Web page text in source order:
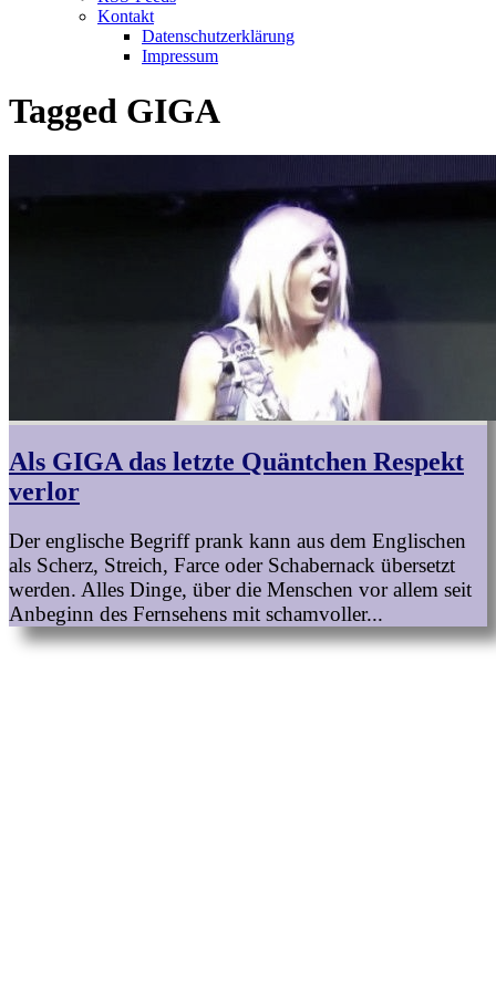
Kontakt
Datenschutzerklärung
Impressum
Tagged GIGA
Als GIGA das letzte Quäntchen Respekt
verlor
Der englische Begriff prank kann aus dem Englischen
als Scherz, Streich, Farce oder Schabernack übersetzt
werden. Alles Dinge, über die Menschen vor allem seit
Anbeginn des Fernsehens mit schamvoller...